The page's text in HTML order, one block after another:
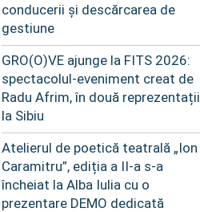
conducerii și descărcarea de
gestiune
GRO(O)VE ajunge la FITS 2026:
spectacolul-eveniment creat de
Radu Afrim, în două reprezentații
la Sibiu
Atelierul de poetică teatrală „Ion
Caramitru”, ediția a II-a s-a
încheiat la Alba Iulia cu o
prezentare DEMO dedicată